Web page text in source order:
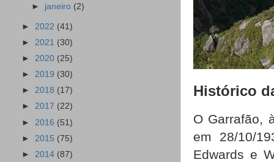
Histórico
O Garrafão,
em 28/10/
Edwards e
► janeiro (2)
► 2022 (41)
► 2021 (30)
► 2020 (25)
► 2019 (30)
► 2018 (17)
► 2017 (22)
► 2016 (51)
► 2015 (75)
► 2014 (87)